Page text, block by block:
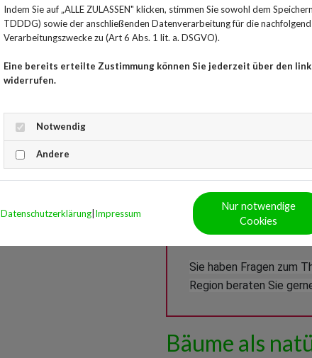
um die Hitze zu mildern
Die urbanen
Klimawandels
Städte neigen dazu, sich
„urbane Hitzeinseln“,
und speichern. Die
auf die Umgebung haben.
vorgestellten Studie ein
Land festgestellt werden.
Unterschied sogar 4,1 Grad.
Sie haben Fragen zum
Region beraten Sie
Bäume als
Indem Sie auf „ALLE ZULASSEN" klicken, stimmen Sie sowohl dem
TDDDG) sowie der anschließenden Datenverarbeitung für die
Verarbeitungszwecke zu (Art 6 Abs. 1 lit. a. DSGVO).
Eine bereits erteilte Zustimmung können Sie jederzeit über den
widerrufen.
Notwendig
Andere
Datenschutzerklärung|Impressum
Nur notwendige
Cookies